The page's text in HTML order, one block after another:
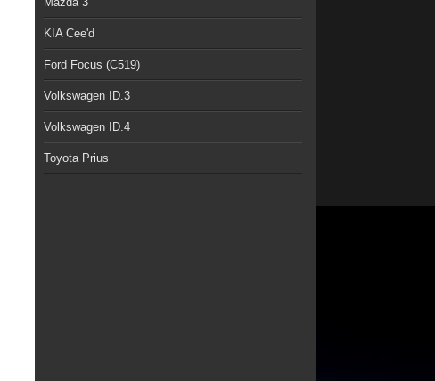
KIA Cee'd
Ford Focus (C519)
Volkswagen ID.3
Volkswagen ID.4
Toyota Prius